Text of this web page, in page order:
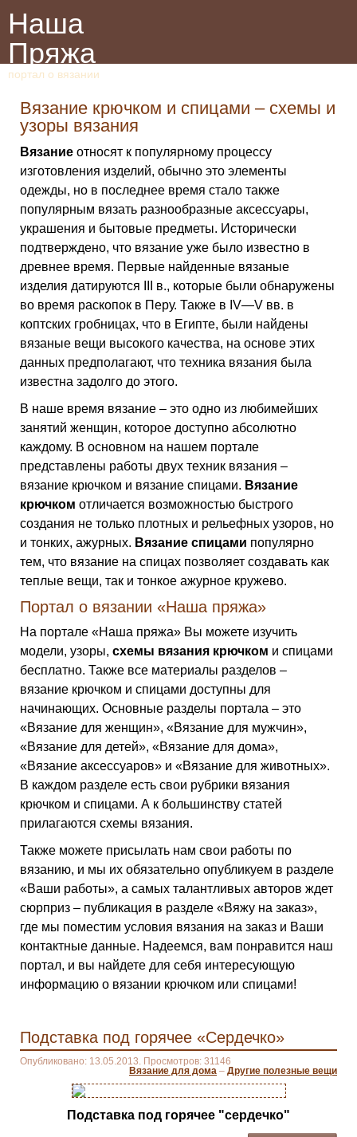
Наша
Пряжа
портал о вязании
Вязание крючком и спицами – схемы и
узоры вязания
Вязание относят к популярному процессу
изготовления изделий, обычно это элементы
одежды, но в последнее время стало также
популярным вязать разнообразные аксессуары,
украшения и бытовые предметы. Исторически
подтверждено, что вязание уже было известно в
древнее время. Первые найденные вязаные
изделия датируются III в., которые были обнаружены
во время раскопок в Перу. Также в IV—V вв. в
коптских гробницах, что в Египте, были найдены
вязаные вещи высокого качества, на основе этих
данных предполагают, что техника вязания была
известна задолго до этого.
В наше время вязание – это одно из любимейших
занятий женщин, которое доступно абсолютно
каждому. В основном на нашем портале
представлены работы двух техник вязания –
вязание крючком и вязание спицами. Вязание
крючком отличается возможностью быстрого
создания не только плотных и рельефных узоров, но
и тонких, ажурных. Вязание спицами популярно
тем, что вязание на спицах позволяет создавать как
теплые вещи, так и тонкое ажурное кружево.
Портал о вязании «Наша пряжа»
На портале «Наша пряжа» Вы можете изучить
модели, узоры, схемы вязания крючком и спицами
бесплатно. Также все материалы разделов –
вязание крючком и спицами доступны для
начинающих. Основные разделы портала – это
«Вязание для женщин», «Вязание для мужчин»,
«Вязание для детей», «Вязание для дома»,
«Вязание аксессуаров» и «Вязание для животных».
В каждом разделе есть свои рубрики вязания
крючком и спицами. А к большинству статей
прилагаются схемы вязания.
Также можете присылать нам свои работы по
вязанию, и мы их обязательно опубликуем в разделе
«Ваши работы», а самых талантливых авторов ждет
сюрприз – публикация в разделе «Вяжу на заказ»,
где мы поместим условия вязания на заказ и Ваши
контактные данные. Надеемся, вам понравится наш
портал, и вы найдете для себя интересующую
информацию о вязании крючком или спицами!
Подставка под горячее «Сердечко»
Опубликовано: 13.05.2013. Просмотров: 31146
Вязание для дома – Другие полезные вещи
Подставка под горячее "сердечко"